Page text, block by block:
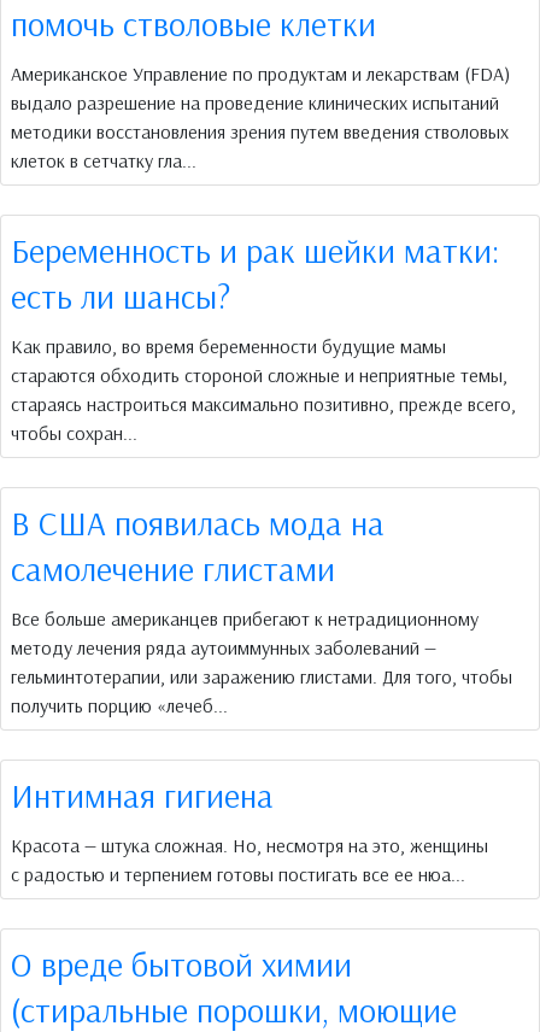
помочь стволовые клетки
Американское Управление по продуктам и лекарствам (FDA)
выдало разрешение на проведение клинических испытаний
методики восстановления зрения путем введения стволовых
клеток в сетчатку гла...
Беременность и рак шейки матки:
есть ли шансы?
Как правило, во время беременности будущие мамы
стараются обходить стороной сложные и неприятные темы,
стараясь настроиться максимально позитивно, прежде всего,
чтобы сохран...
В США появилась мода на
самолечение глистами
Все больше американцев прибегают к нетрадиционному
методу лечения ряда аутоиммунных заболеваний —
гельминтотерапии, или заражению глистами. Для того, чтобы
получить порцию «лечеб...
Интимная гигиена
Красота — штука сложная. Но, несмотря на это, женщины
с радостью и терпением готовы постигать все ее нюа...
О вреде бытовой химии
(стиральные порошки, моющие